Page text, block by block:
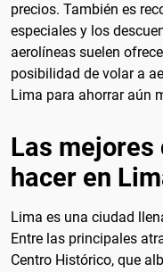
precios. También es
especiales y los
aerolíneas suelen
posibilidad de volar a
Lima para ahorrar aún
Las mejores
hacer en
Lima es una ciudad
Entre las principales
Centro Histórico, que